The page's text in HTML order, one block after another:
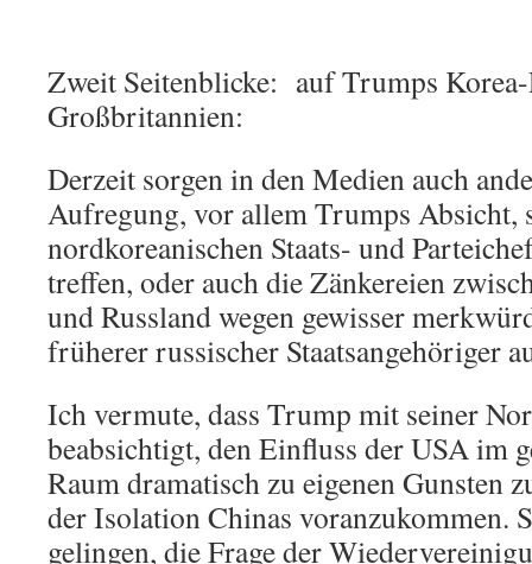
Zweit Seitenblicke: auf Trumps
Großbritannien:
Derzeit sorgen in den Medien auch
Aufregung, vor allem Trumps Absicht,
nordkoreanischen Staats- und
treffen, oder auch die Zänkereien
und Russland wegen gewisser
früherer russischer Staatsangehöriger
Ich vermute, dass Trump mit seiner
beabsichtigt, den Einfluss der USA im
Raum dramatisch zu eigenen Gunsten
der Isolation Chinas voranzukommen.
gelingen, die Frage der